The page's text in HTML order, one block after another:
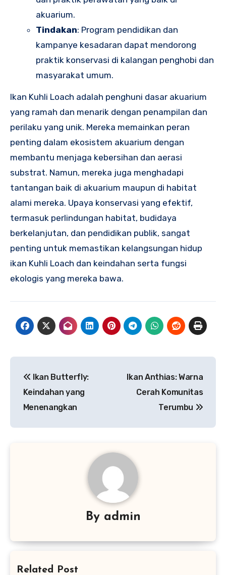
akuarium.
Tindakan: Program pendidikan dan
kampanye kesadaran dapat mendorong
praktik konservasi di kalangan penghobi dan
masyarakat umum.
Ikan Kuhli Loach adalah penghuni dasar akuarium
yang ramah dan menarik dengan penampilan dan
perilaku yang unik. Mereka memainkan peran
penting dalam ekosistem akuarium dengan
membantu menjaga kebersihan dan aerasi
substrat. Namun, mereka juga menghadapi
tantangan baik di akuarium maupun di habitat
alami mereka. Upaya konservasi yang efektif,
termasuk perlindungan habitat, budidaya
berkelanjutan, dan pendidikan publik, sangat
penting untuk memastikan kelangsungan hidup
ikan Kuhli Loach dan keindahan serta fungsi
ekologis yang mereka bawa.
pos
Ikan Butterfly:
Keindahan yang
Menenangkan
Ikan Anthias: Warna
Cerah Komunitas
Terumbu
By admin
Related Post